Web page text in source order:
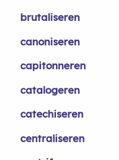
brutaliseren
canoniseren
capitonneren
catalogeren
catechiseren
centraliseren